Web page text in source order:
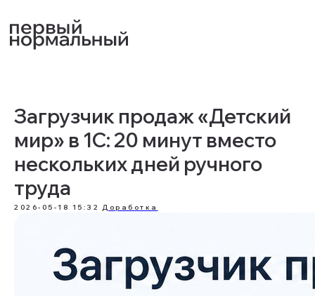
Загрузчик продаж «Детский
мир» в 1С: 20 минут вместо
нескольких дней ручного
труда
2026-05-18 15:32 Доработка